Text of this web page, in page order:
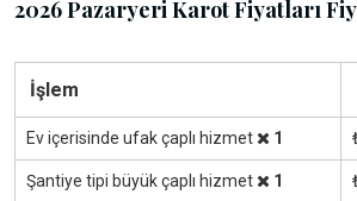
2026 Pazaryeri Karot Fiyatları
İşlem
Ev içerisinde ufak çaplı hizmet 1
Şantiye tipi büyük çaplı hizmet 1